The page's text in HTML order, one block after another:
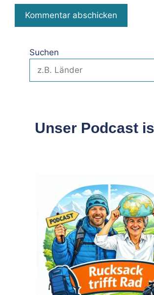
Suchen
Unser Podcast